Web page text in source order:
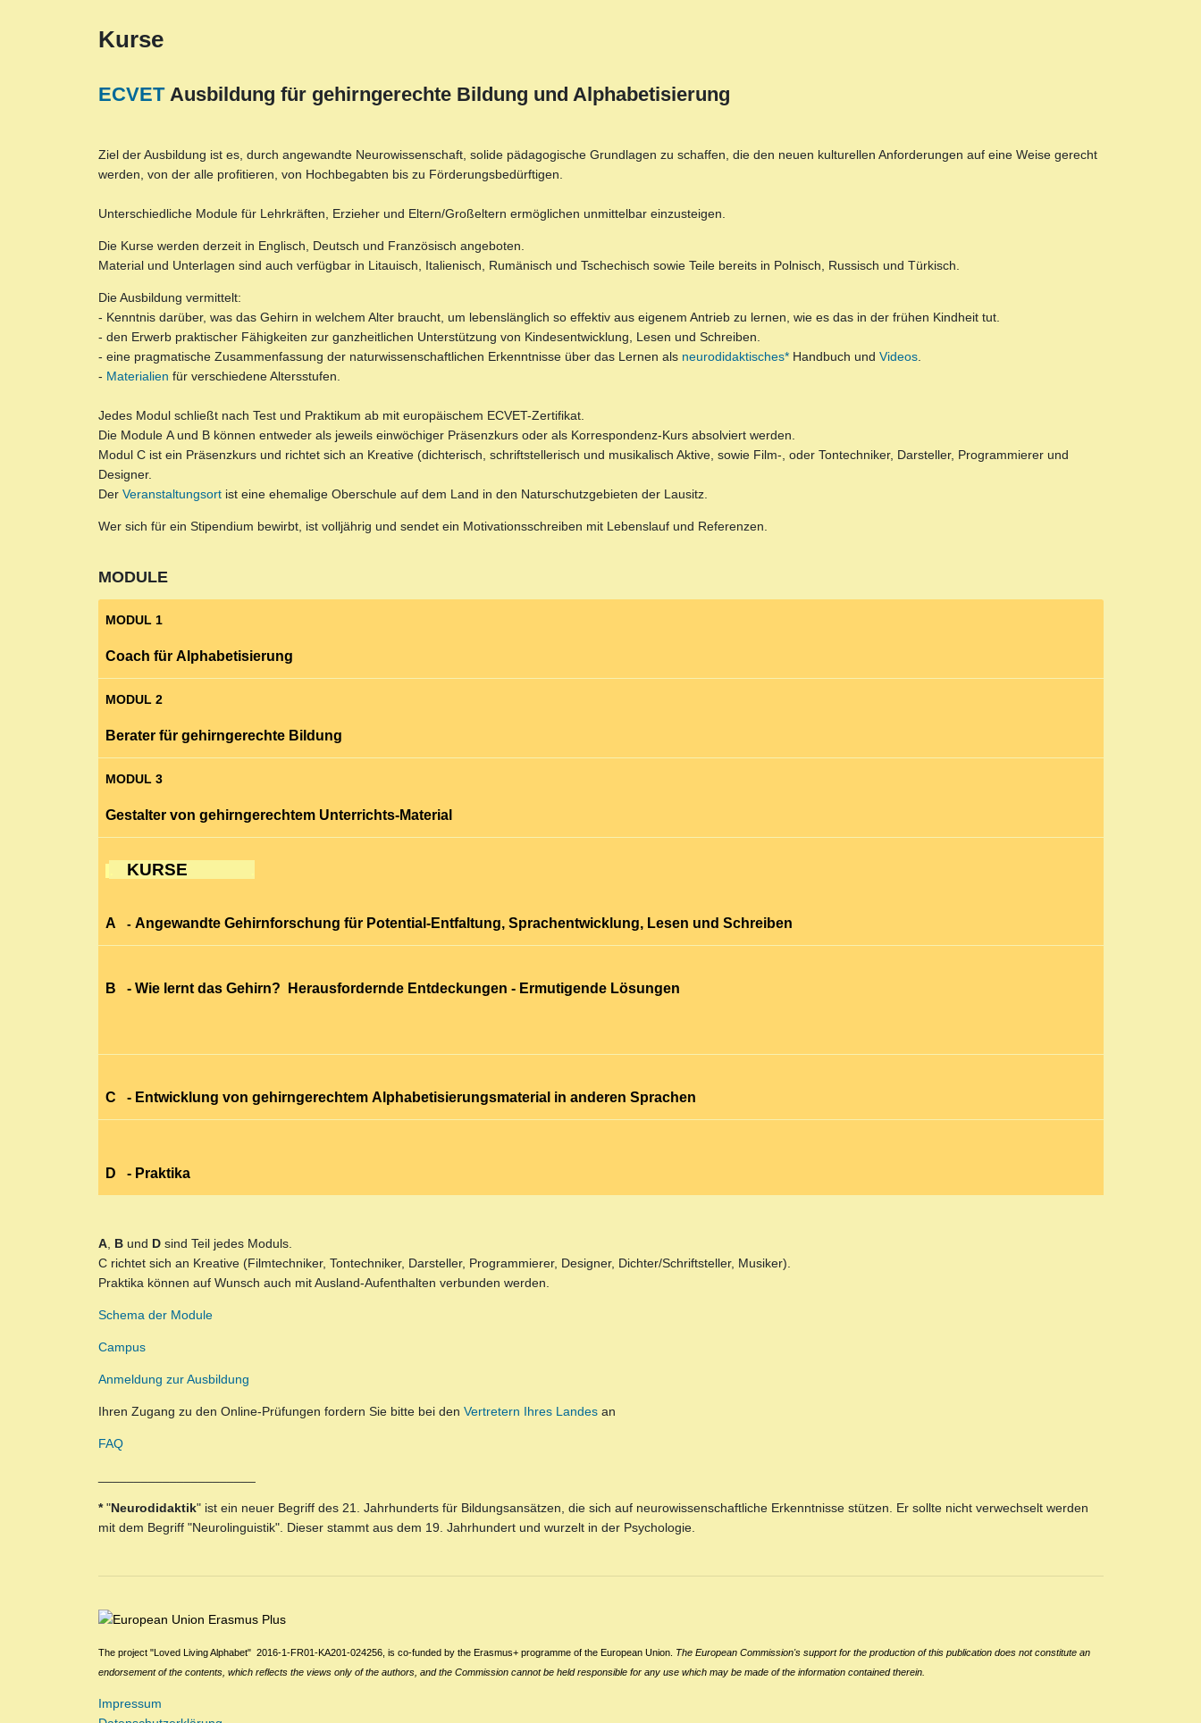
Kurse
ECVET Ausbildung für gehirngerechte Bildung und Alphabetisierung
Ziel der Ausbildung ist es, durch angewandte Neurowissenschaft, solide pädagogische Grundlagen zu schaffen, die den neuen kulturellen Anforderungen auf eine Weise gerecht
werden, von der alle profitieren, von Hochbegabten bis zu Förderungsbedürftigen.
Unterschiedliche Module für Lehrkräften, Erzieher und Eltern/Großeltern ermöglichen unmittelbar einzusteigen.
Die Kurse werden derzeit in Englisch, Deutsch und Französisch angeboten.
Material und Unterlagen sind auch verfügbar in Litauisch, Italienisch, Rumänisch und Tschechisch sowie Teile bereits in Polnisch, Russisch und Türkisch.
Die Ausbildung vermittelt:
- Kenntnis darüber, was das Gehirn in welchem Alter braucht, um lebenslänglich so effektiv aus eigenem Antrieb zu lernen, wie es das in der frühen Kindheit tut.
- den Erwerb praktischer Fähigkeiten zur ganzheitlichen Unterstützung von Kindesentwicklung, Lesen und Schreiben.
- eine pragmatische Zusammenfassung der naturwissenschaftlichen Erkenntnisse über das Lernen als neurodidaktisches*Handbuch und Videos.
- Materialien für verschiedene Altersstufen.
Jedes Modul schließt nach Test und Praktikum ab mit europäischem ECVET-Zertifikat.
Die Module A und B können entweder als jeweils einwöchiger Präsenzkurs oder als Korrespondenz-Kurs absolviert werden.
Modul C ist ein Präsenzkurs und richtet sich an Kreative (dichterisch, schriftstellerisch und musikalisch Aktive, sowie Film-, oder Tontechniker, Darsteller, Programmierer und
Designer.
Der Veranstaltungsort ist eine ehemalige Oberschule auf dem Land in den Naturschutzgebieten der Lausitz.
Wer sich für ein Stipendium bewirbt, ist volljährig und sendet ein Motivationsschreiben mit Lebenslauf und Referenzen.
MODULE
MODUL 1
Coach für Alphabetisierung
MODUL 2
Berater für gehirngerechte Bildung
MODUL 3
Gestalter von gehirngerechtem Unterrichts-Material
. KURSE
A - Angewandte Gehirnforschung für Potential-Entfaltung, Sprachentwicklung, Lesen und Schreiben
B - Wie lernt das Gehirn? Herausfordernde Entdeckungen - Ermutigende Lösungen
C - Entwicklung von gehirngerechtem Alphabetisierungsmaterial in anderen Sprachen
D - Praktika
A, Bund Dsind Teil jedes Moduls.
Crichtet sich an Kreative (Filmtechniker, Tontechniker, Darsteller, Programmierer, Designer, Dichter/Schriftsteller, Musiker).
Praktika können auf Wunsch auch mit Ausland-Aufenthalten verbunden werden.
Schema der Module
Campus
Anmeldung zur Ausbildung
Ihren Zugang zu den Online-Prüfungen fordern Sie bitte bei den Vertretern Ihres Landes an
FAQ
*"Neurodidaktik" ist ein neuer Begriff des 21. Jahrhunderts für Bildungsansätzen, die sich auf neurowissenschaftliche Erkenntnisse stützen. Er sollte nicht verwechselt werden
mit dem Begriff "Neurolinguistik". Dieser stammt aus dem 19. Jahrhundert und wurzelt in der Psychologie.
The project "Loved Living Alphabet" 2016-1-FR01-KA201-024256, is co-funded by the Erasmus+ programme of the European Union. The European Commission'ssupport for the production of this publication does not constitute an
endorsement of the contents, which reflects the views only of the authors, and the Commission cannot be held responsible for any use which may be made of the information contained therein.
Impressum